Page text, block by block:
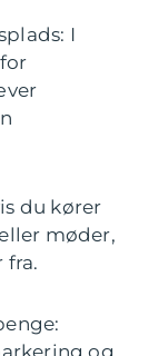
I
du kører
møder,
fra.